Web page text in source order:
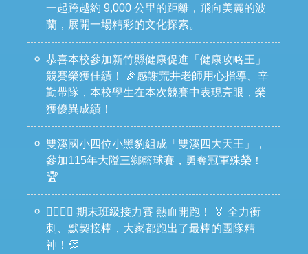
一起跨越約 9,000 公里的距離，飛向美麗的波
蘭，展開一場精彩的文化探索。
恭喜本校參加新竹縣健康促進「健康攻略王」
競賽榮獲佳績！ 🎉感謝荒井老師用心指導、辛
勤帶隊，本校學生在本次競賽中表現亮眼，榮
獲優異成績！
雙溪國小四位小黑豹組成「雙溪四大天王」，
參加115年大隘三鄉籃球賽，勇奪冠軍殊榮！
🏆
🏃‍♀️🏃‍♂️ 期末班級接力賽 熱血開跑！ 🏅 全力衝
刺、默契接棒，大家都跑出了最棒的團隊精
神！👏